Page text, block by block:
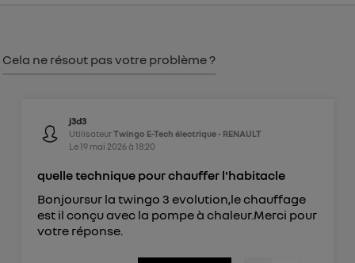
Cela ne résout pas votre problème ?
j3d3
UtilisateurTwingo E-Tech électrique - RENAULT
Le19 mai 2026à 18:20
quelle technique pour chauffer l'habitacle
Bonjoursur la twingo 3 evolution,le chauffage
est il conçu avec la pompe à chaleur.Merci pour
votre réponse.
Politique d'information sur les données
personnelles d'Utiq